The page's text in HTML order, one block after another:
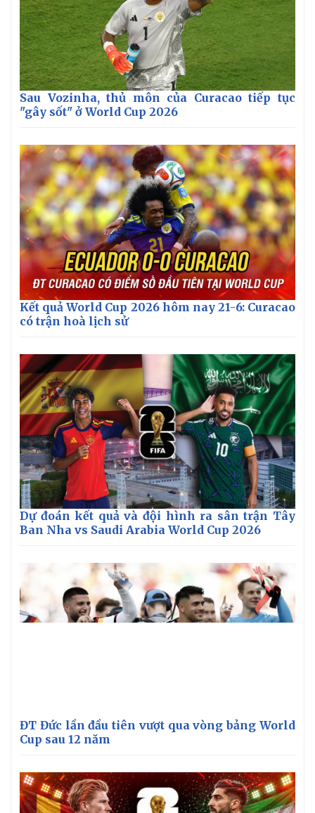
Pháp luật
Vụ án
Tin nóng
Tư vấn luật
Quân sự - Quốc phòng
Vũ khí
Việt Nam
Phân tích
Sau Vozinha, thủ môn của Curacao tiếp tục
"gây sốt" ở World Cup 2026
Kết quả World Cup 2026 hôm nay 21-6: Curacao
có trận hoà lịch sử
Dự đoán kết quả và đội hình ra sân trận Tây
Ban Nha vs Saudi Arabia World Cup 2026
ĐT Đức lần đầu tiên vượt qua vòng bảng World
Cup sau 12 năm